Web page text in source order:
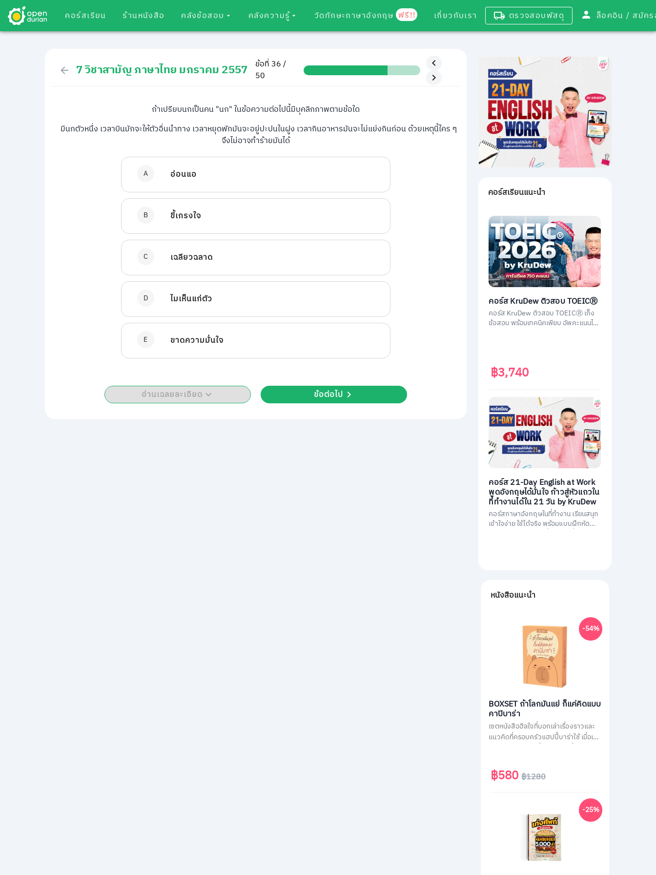
คอร์สเรียน ร้านหนังสือ คลังข้อสอบ คลังความรู้ วัดทักษะภาษาอังกฤษ ฟรี!! เกี่ยวกับเรา ตรวจสอบพัสดุ ล็อคอิน /
7 วิชาสามัญ ภาษาไทย มกราคม 2557
ข้อที่ 36 /
50
ถ้าเปรียบนกเป็นคน "นก" ในข้อความต่อไปนี้มีบุคลิกภาพตามข้อใด
มีนกตัวหนึ่ง เวลาบินมักจะให้ตัวอื่นนำทาง เวลาหยุดพักมันจะอยู่ปะปนในฝูง เวลากินอาหารมันจะไม่แย่งกินก่อน ด้วยเหตุนี้ใคร ๆ
จึงไม่อาจทำร้ายมันได้
A อ่อนแอ
B ขี้เกรงใจ
C เฉลียวฉลาด
D ไมเห็นแก่ตัว
E ขาดความมั่นใจ
อ่านเฉลยละเอียด ข้อต่อไป
คอร์สเรียนแนะนำ
คอร์ส KruDew ติวสอบ TOEICⓇ
คอร์ส KruDew ติวสอบ TOEICⓇ เก็ง
ข้อสอบ พร้อมเทคนิคเพียบ อัพคะแนนได้
฿3,740
คอร์ส 21-Day English at Work
พูดอังกฤษได้มั่นใจ ก้าวสู่หัวแถวใน
ที่ทำงานได้ใน 21 วัน by KruDew
คอร์สภาษาอังกฤษในที่ทำงาน เรียนสนุก
เข้าใจง่าย ใช้ได้จริง พร้อมแบบฝึกหัดนำ
หนังสือแนะนำ
BOXSET ถ้าโลกมันแย่ ก็แค่คิดแบบ
คาปิบาร่า
เซตหนังสือฮีลใจที่บอกเล่าเรื่องราวและ
แนวคิดที่ครอบครัวแฮปปี้บาร่าใช้ เมื่อเจอ
เรื่องความรัก หรือเรื่องของสังคม รวม
กว่า 70 สถานการณ์ เพื่อเปลี่ยนมุมมอง
พร้อมของแถมสุดน่ารักแบบจัดเต็มทั้ง
สติกเกอร์ และที่คั่นคาปิบาร่า
-54%
฿580฿1280
-25%